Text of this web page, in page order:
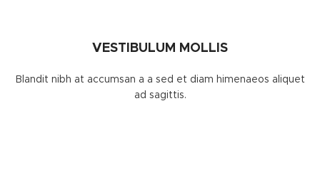
VESTIBULUM MOLLIS
Blandit nibh at accumsan a a sed et diam himenaeos aliquet
ad sagittis.